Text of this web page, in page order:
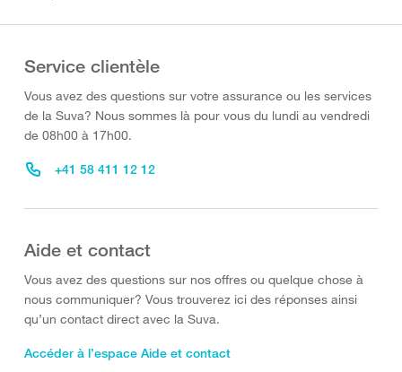
Service clientèle
Vous avez des questions sur votre assurance ou les services
de la Suva? Nous sommes là pour vous du lundi au vendredi
de 08h00 à 17h00.
+41 58 411 12 12
Aide et contact
Vous avez des questions sur nos offres ou quelque chose à
nous communiquer? Vous trouverez ici des réponses ainsi
qu’un contact direct avec la Suva.
Accéder à l’espace Aide et contact